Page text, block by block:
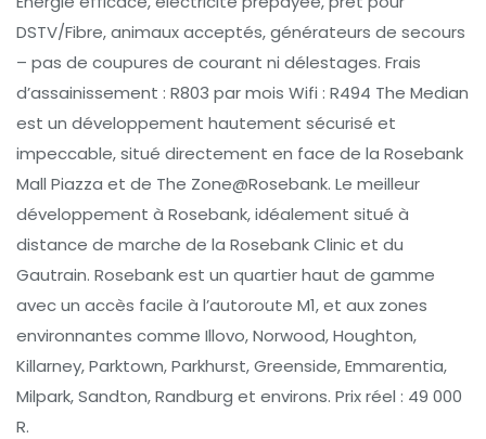
DSTV/Fibre, animaux acceptés, générateurs de secours
– pas de coupures de courant ni délestages. Frais
d’assainissement : R803 par mois Wifi : R494 The Median
est un développement hautement sécurisé et
impeccable, situé directement en face de la Rosebank
Mall Piazza et de The Zone@Rosebank. Le meilleur
développement à Rosebank, idéalement situé à
distance de marche de la Rosebank Clinic et du
Gautrain. Rosebank est un quartier haut de gamme
avec un accès facile à l’autoroute M1, et aux zones
environnantes comme Illovo, Norwood, Houghton,
Killarney, Parktown, Parkhurst, Greenside, Emmarentia,
Milpark, Sandton, Randburg et environs. Prix réel : 49 000
R.